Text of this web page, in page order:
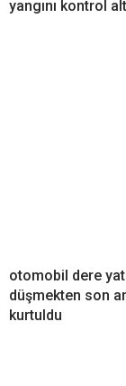
yangını kontrol
otomobil dere
düşmekten son
kurtuldu